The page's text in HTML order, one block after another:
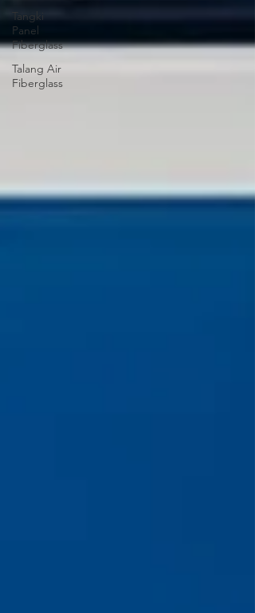
Tangki
Panel
Fiberglass
Talang Air
Fiberglass